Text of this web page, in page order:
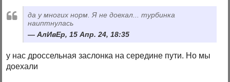
да у многих норм. Я не доехал... турбинка
наиптнулась
АлИвЕр, 15 Апр. 24, 18:35
у нас дроссельная заслонка на середине пути. Но мы
доехали